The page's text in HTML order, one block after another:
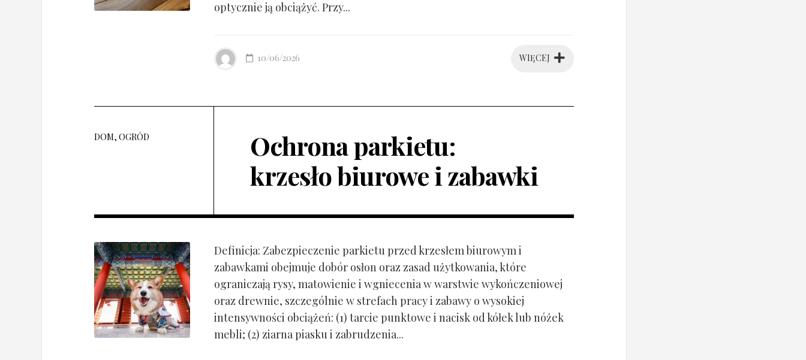
optycznie ją obciążyć. Przy...
WIĘCEJ
10/06/2026
DOM, OGRÓD
Ochrona parkietu:
krzesło biurowe i zabawki
Definicja: Zabezpieczenie parkietu przed krzesłem biurowym i
zabawkami obejmuje dobór osłon oraz zasad użytkowania, które
ograniczają rysy, matowienie i wgniecenia w warstwie wykończeniowej
oraz drewnie, szczególnie w strefach pracy i zabawy o wysokiej
intensywności obciążeń: (1) tarcie punktowe i nacisk od kółek lub nóżek
mebli; (2) ziarna piasku i zabrudzenia...